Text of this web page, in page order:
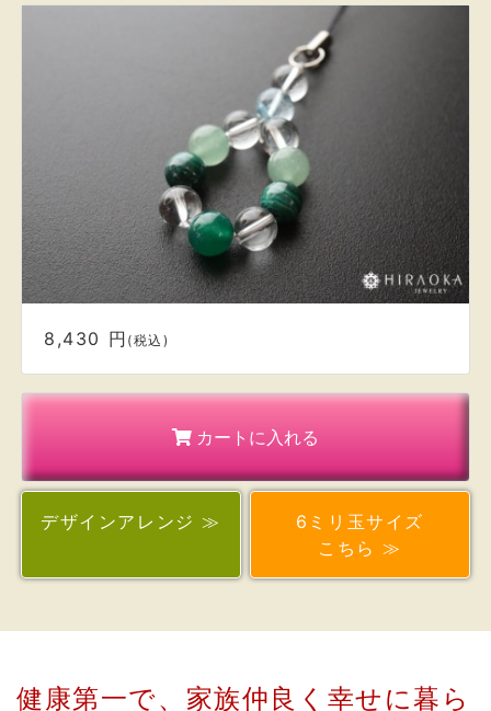
8,430 円 (税込)
デザインアレンジ ≫
6ミリ玉サイズ
健康第一で、家族仲良く幸せに暮ら